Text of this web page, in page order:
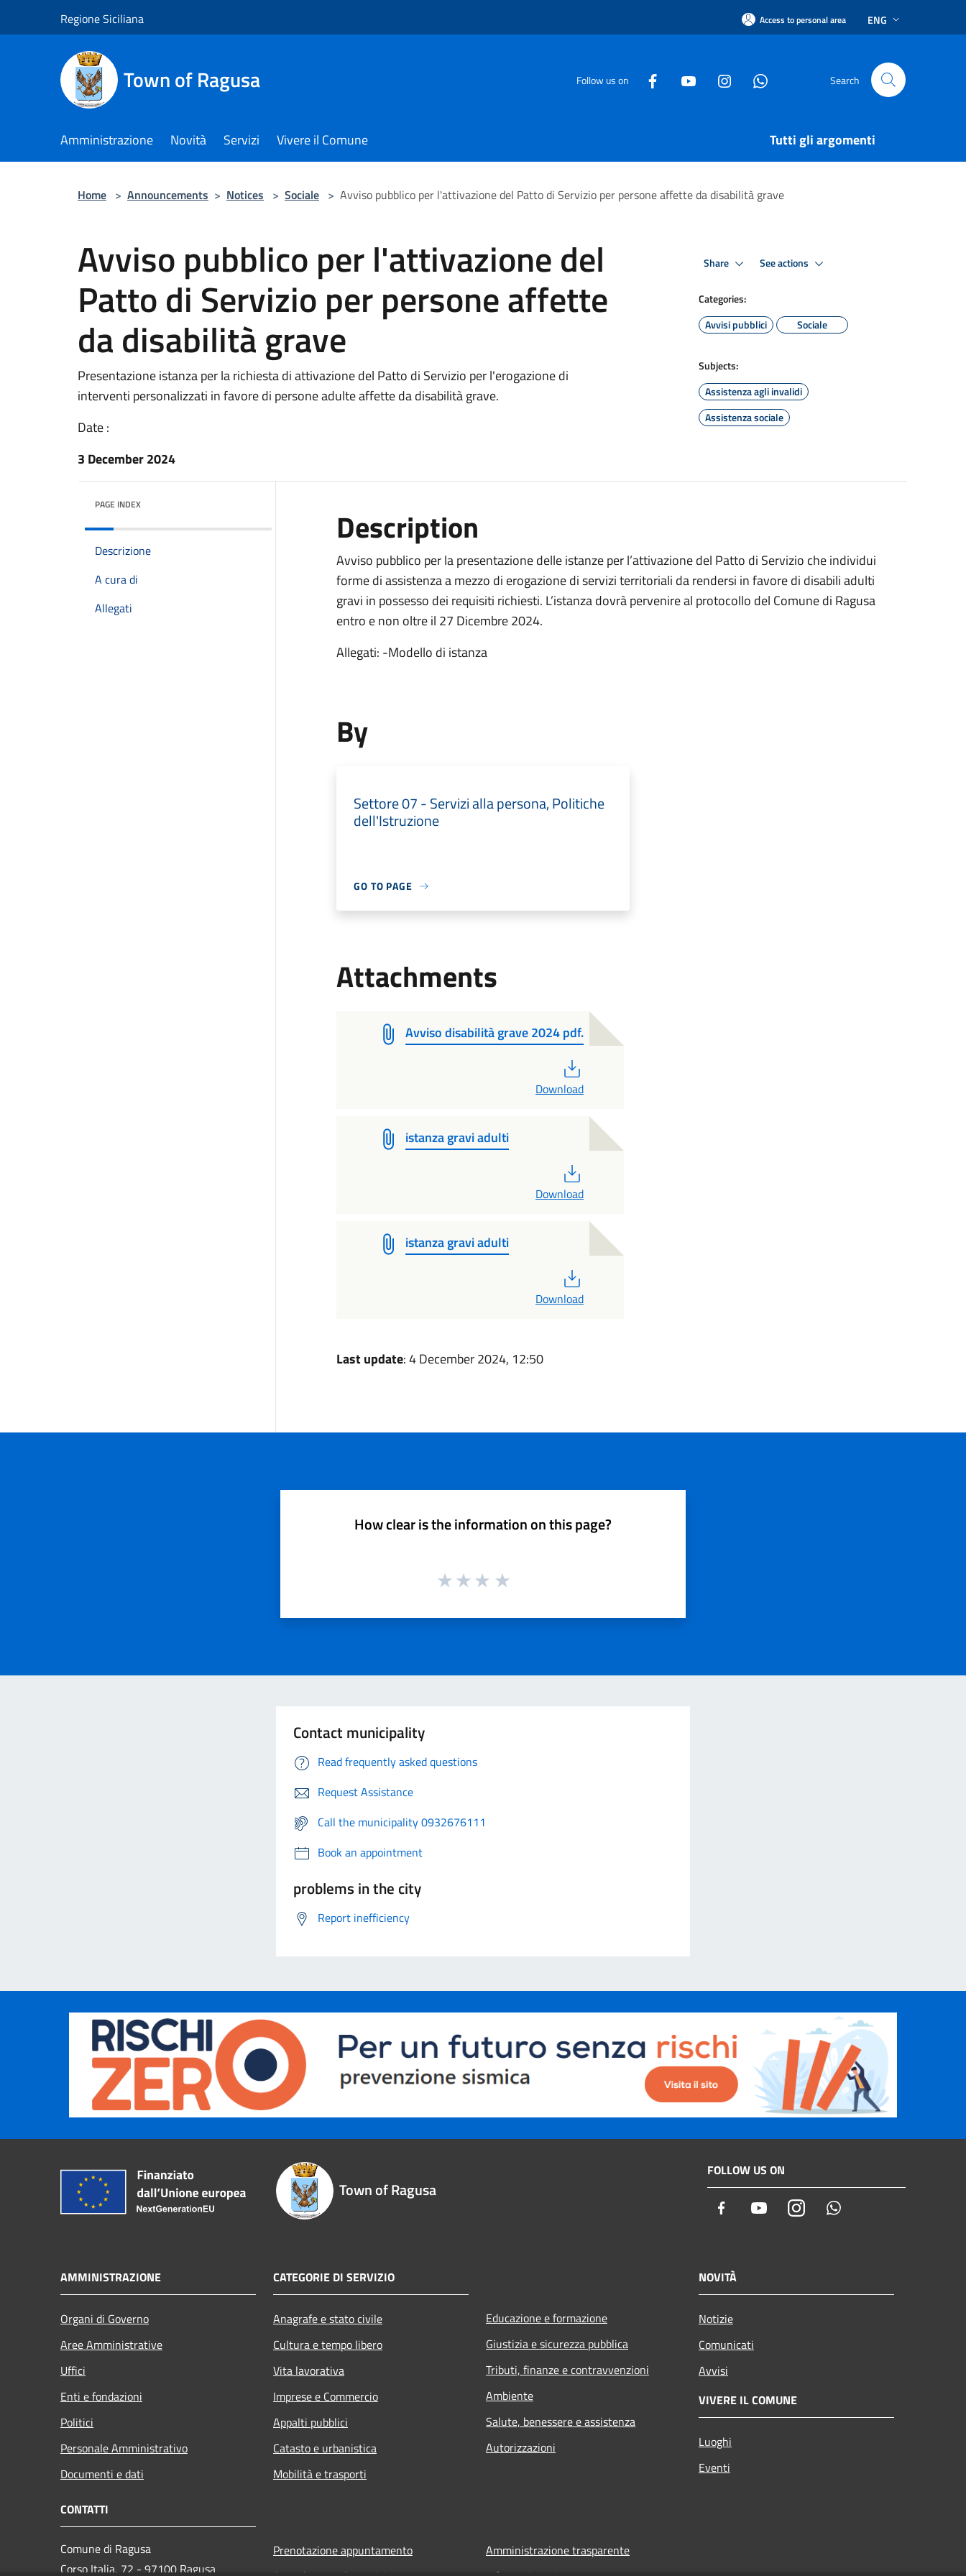
Regione Siciliana Access to personal area ENG
Town of Ragusa Follow us on Search
Amministrazione Novità Servizi Vivere il Comune Tutti gli argomenti
Home > Announcements > Notices > Sociale > Avviso pubblico per l'attivazione del Patto di Servizio per persone affette da disabilità grave
Avviso pubblico per l'attivazione del
Patto di Servizio per persone affette
da disabilità grave
Presentazione istanza per la richiesta di attivazione del Patto di Servizio per l'erogazione di
interventi personalizzati in favore di persone adulte affette da disabilità grave.
Date :
3 December 2024
Share See actions
Categories:
Avvisi pubblici
Sociale
Subjects:
Assistenza agli invalidi
Assistenza sociale
PAGE INDEX
Descrizione
A cura di
Allegati
Description
Avviso pubblico per la presentazione delle istanze per l’attivazione del Patto di Servizio che individui
forme di assistenza a mezzo di erogazione di servizi territoriali da rendersi in favore di disabili adulti
gravi in possesso dei requisiti richiesti. L’istanza dovrà pervenire al protocollo del Comune di Ragusa
entro e non oltre il 27 Dicembre 2024.
Allegati: -Modello di istanza
By
Settore 07 - Servizi alla persona, Politiche
dell'Istruzione
GO TO PAGE
Attachments
Avviso disabilità grave 2024 pdf.
Download
istanza gravi adulti
Download
istanza gravi adulti
Download
Last update: 4 December 2024, 12:50
How clear is the information on this page?
Contact municipality
Read frequently asked questions
Request Assistance
Call the municipality 0932676111
Book an appointment
problems in the city
Report inefficiency
Town of Ragusa
FOLLOW US ON
Facebook YoutubeInstagram
AMMINISTRAZIONE
Organi di Governo
Aree Amministrative
Uffici
Enti e fondazioni
Politici
Personale Amministrativo
Documenti e dati
CATEGORIE DI SERVIZIO
Anagrafe e stato civile
Cultura e tempo libero
Vita lavorativa
Imprese e Commercio
Appalti pubblici
Catasto e urbanistica
Mobilità e trasporti
Educazione e formazione
Giustizia e sicurezza pubblica
Tributi, finanze e contravvenzioni
Ambiente
Salute, benessere e assistenza
Autorizzazioni
NOVITÀ
Notizie
Comunicati
Avvisi
VIVERE IL COMUNE
Luoghi
Eventi
CONTATTI
Comune di Ragusa
Corso Italia, 72 - 97100 Ragusa
Prenotazione appuntamento
Amministrazione trasparente